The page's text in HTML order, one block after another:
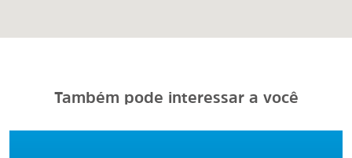
Também pode interessar a você